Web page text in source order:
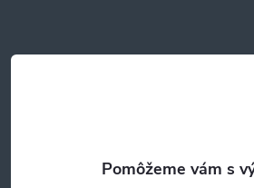
t